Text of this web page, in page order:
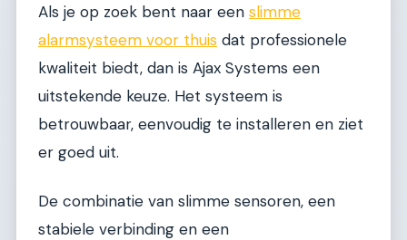
Als je op zoek bent naar een slimme
alarmsysteem voor thuis dat professionele
kwaliteit biedt, dan is Ajax Systems een
uitstekende keuze. Het systeem is
betrouwbaar, eenvoudig te installeren en ziet
er goed uit.
De combinatie van slimme sensoren, een
stabiele verbinding en een